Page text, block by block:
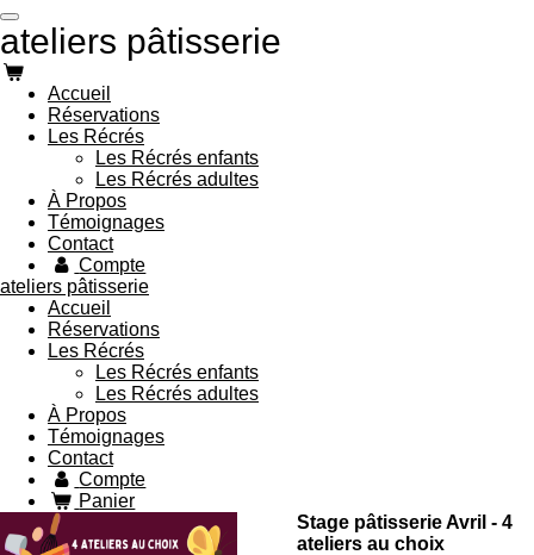
Passer
au
contenu
principal
ateliers pâtisserie
Accueil
Réservations
Les Récrés
Les Récrés enfants
Les Récrés adultes
À Propos
Témoignages
Contact
Compte
ateliers pâtisserie
Accueil
Réservations
Les Récrés
Les Récrés enfants
Les Récrés adultes
À Propos
Témoignages
Contact
Compte
Panier
Stage pâtisserie Avril - 4
ateliers au choix